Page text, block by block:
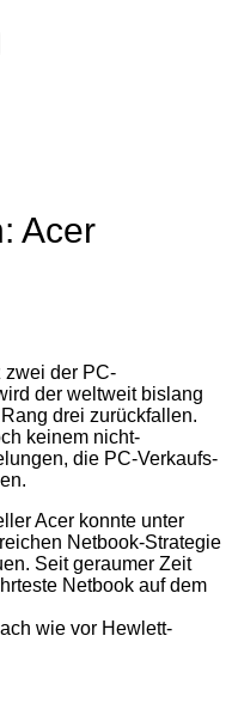
Acer
zwei der PC-
der weltweit bislang
drei zurückfallen.
keinem nicht-
die PC-Verkaufs-
Acer konnte unter
Netbook-Strategie
Seit geraumer Zeit
Netbook auf dem
wie vor Hewlett-